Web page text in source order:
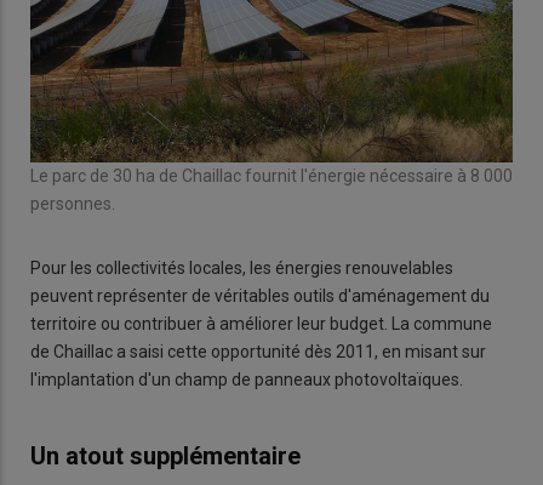
Le parc de 30 ha de Chaillac fournit l'énergie nécessaire à 8 000
personnes.
Pour les collectivités locales, les énergies renouvelables
peuvent représenter de véritables outils d'aménagement du
territoire ou contribuer à améliorer leur budget. La commune
de Chaillac a saisi cette opportunité dès 2011, en misant sur
l'implantation d'un champ de panneaux photovoltaïques.
Un atout supplémentaire